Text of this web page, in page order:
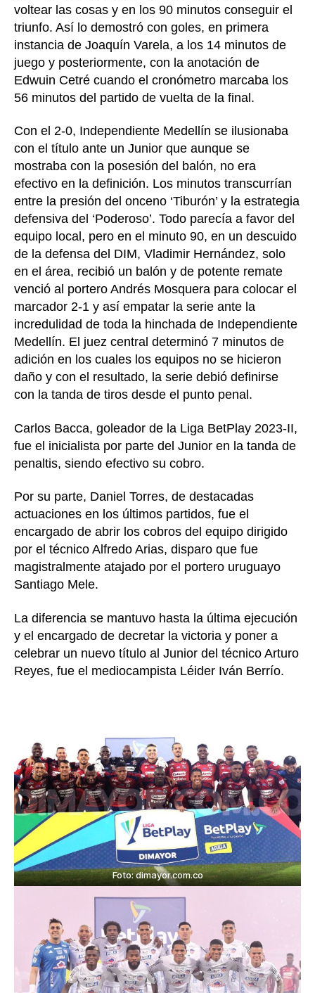
voltear las cosas y en los 90 minutos conseguir el
triunfo. Así lo demostró con goles, en primera
instancia de Joaquín Varela, a los 14 minutos de
juego y posteriormente, con la anotación de
Edwuin Cetré cuando el cronómetro marcaba los
56 minutos del partido de vuelta de la final.
Con el 2-0, Independiente Medellín se ilusionaba
con el título ante un Junior que aunque se
mostraba con la posesión del balón, no era
efectivo en la definición. Los minutos transcurrían
entre la presión del onceno ‘Tiburón’ y la estrategia
defensiva del ‘Poderoso’. Todo parecía a favor del
equipo local, pero en el minuto 90, en un descuido
de la defensa del DIM, Vladimir Hernández, solo
en el área, recibió un balón y de potente remate
venció al portero Andrés Mosquera para colocar el
marcador 2-1 y así empatar la serie ante la
incredulidad de toda la hinchada de Independiente
Medellín. El juez central determinó 7 minutos de
adición en los cuales los equipos no se hicieron
daño y con el resultado, la serie debió definirse
con la tanda de tiros desde el punto penal.
Carlos Bacca, goleador de la Liga BetPlay 2023-II,
fue el inicialista por parte del Junior en la tanda de
penaltis, siendo efectivo su cobro.
Por su parte, Daniel Torres, de destacadas
actuaciones en los últimos partidos, fue el
encargado de abrir los cobros del equipo dirigido
por el técnico Alfredo Arias, disparo que fue
magistralmente atajado por el portero uruguayo
Santiago Mele.
La diferencia se mantuvo hasta la última ejecución
y el encargado de decretar la victoria y poner a
celebrar un nuevo título al Junior del técnico Arturo
Reyes, fue el mediocampista Léider Iván Berrío.
Foto: dimayor.com.co